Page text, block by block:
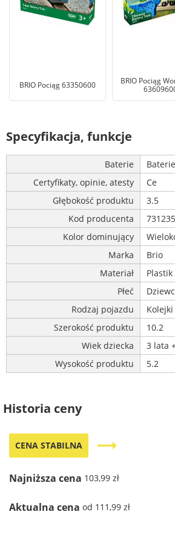
BRIO Pociąg 63350600
BRIO Pociąg
Specyfikacja, funkcje
Baterie
Certyfikaty, opinie, atesty
Ce
Głębokość produktu
3.5
Kod producenta
Kolor dominujący
Marka
Brio
Materiał
Plastik
Płeć
Rodzaj pojazdu
Szerokość produktu
10.2
Wiek dziecka
3 lata
Wysokość produktu
5.2
Historia ceny
CENA STABILNA trending_flat
Najniższa cena 103,99 zł
Aktualna cena od 111,99 zł